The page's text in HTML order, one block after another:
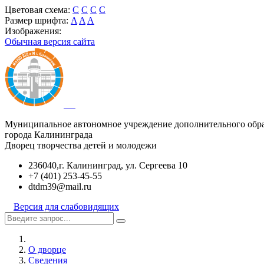
Цветовая схема: C C C C
Размер шрифта: A A A
Изображения:
Обычная версия сайта
Муниципальное автономное учреждение дополнительного
города Калининграда
Дворец творчества детей и молодежи
236040,г. Калининград, ул. Сергеева 10
+7 (401) 253-45-55
dtdm39@mail.ru
Версия для слабовидящих
О дворце
Сведения